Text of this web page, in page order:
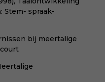
Stem- spraak-
bij meertalige